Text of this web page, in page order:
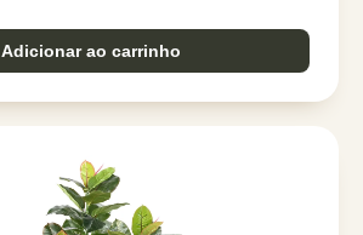
Adicionar ao carrinho